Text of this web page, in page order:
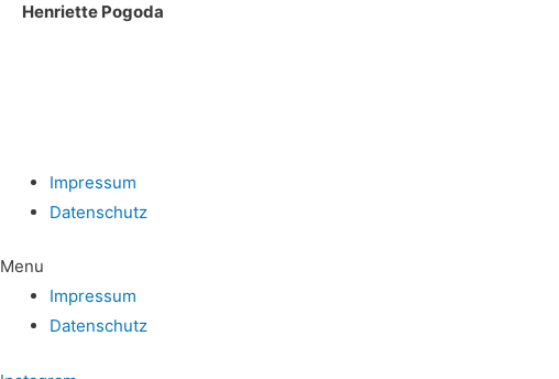
Hen­ri­et­te Pogoda
Impres­sum
Daten­schutz
Menu
Impres­sum
Daten­schutz